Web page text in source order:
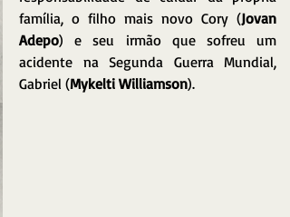
família, o filho mais novo Cory (Jovan
Adepo) e seu irmão que sofreu um
acidente na Segunda Guerra Mundial,
Gabriel (Mykelti Williamson).